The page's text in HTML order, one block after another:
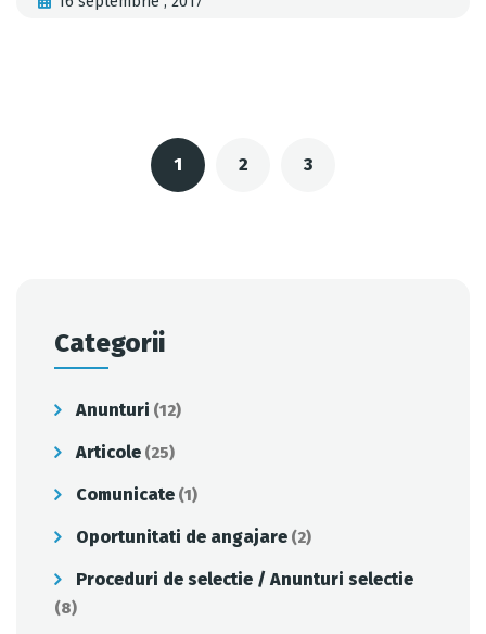
navigation
1 2 3
Categorii
Anunturi (12)
Articole (25)
Comunicate (1)
Oportunitati de angajare (2)
Proceduri de selectie / Anunturi selectie
(8)